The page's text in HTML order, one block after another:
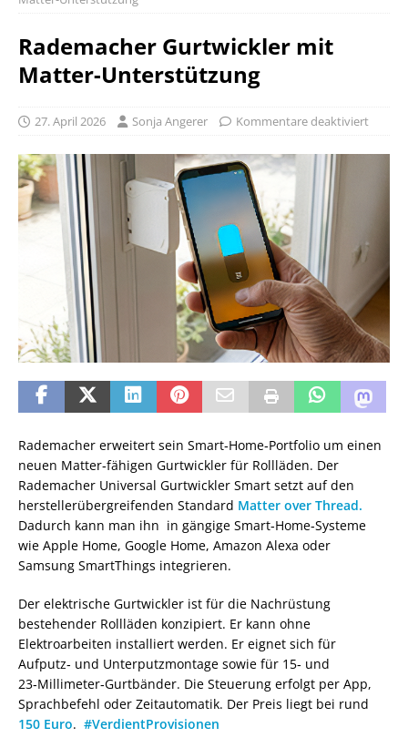
Rademacher Gurtwickler mit
Matter-Unterstützung
27. April 2026 Sonja Angerer Kommentare deaktiviert
Rademacher erweitert sein Smart‑Home‑Portfolio um einen
neuen Matter‑fähigen Gurtwickler für Rollläden. Der
Rademacher Universal Gurtwickler Smart setzt auf den
herstellerübergreifenden Standard Matter over Thread.
Dadurch kann man ihn in gängige Smart‑Home‑Systeme
wie Apple Home, Google Home, Amazon Alexa oder
Samsung SmartThings integrieren.
Der elektrische Gurtwickler ist für die Nachrüstung
bestehender Rollläden konzipiert. Er kann ohne
Elektroarbeiten installiert werden. Er eignet sich für
Aufputz‑ und Unterputzmontage sowie für 15‑ und
23‑Millimeter‑Gurtbänder. Die Steuerung erfolgt per App,
Sprachbefehl oder Zeitautomatik. Der Preis liegt bei rund
150 Euro. #VerdientProvisionen